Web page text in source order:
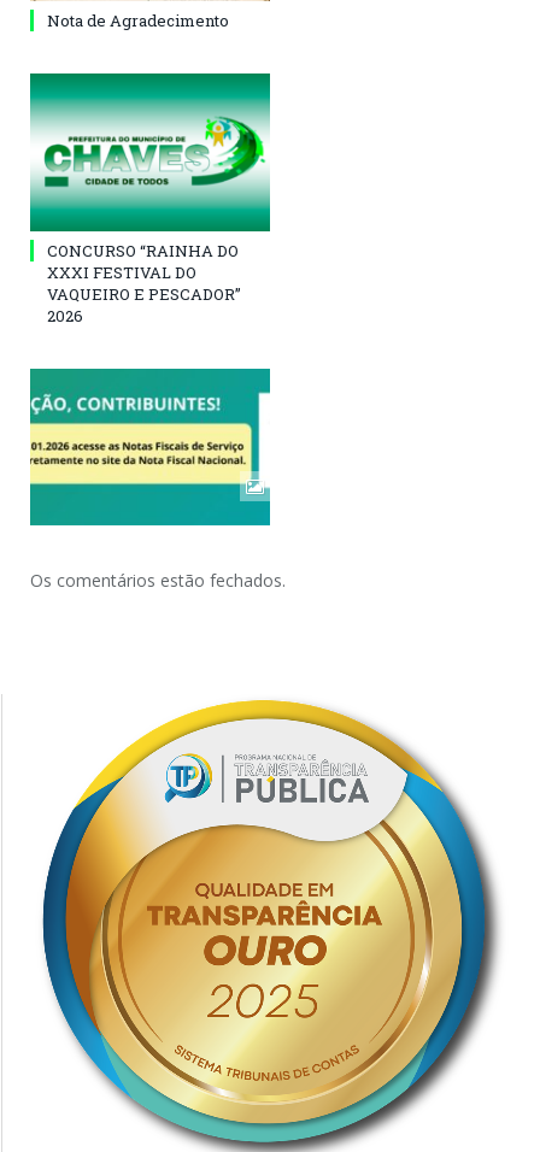
Nota de Agradecimento
CONCURSO “RAINHA DO
XXXI FESTIVAL DO
VAQUEIRO E PESCADOR”
2026
Os comentários estão fechados.